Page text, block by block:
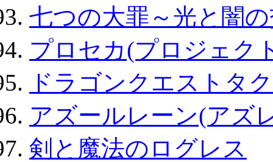
七つの大罪～光と闇
プロセカ(プロジェク
ドラゴンクエストタ
アズールレーン(アズ
剣と魔法のログレス